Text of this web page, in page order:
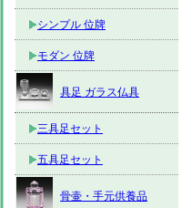
シンプル 位牌
モダン 位牌
具足 ガラス仏具
三具足セット
五具足セット
骨壷・手元供養品